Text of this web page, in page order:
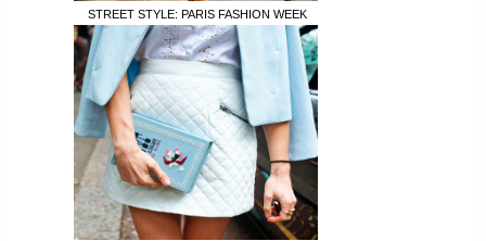
STREET STYLE: PARIS FASHION WEEK